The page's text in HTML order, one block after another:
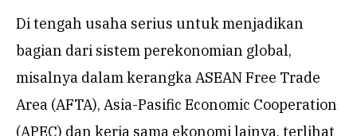
Di tengah usaha serius untuk menjadikan
bagian dari sistem perekonomian global,
misalnya dalam kerangka ASEAN Free Trade
Area (AFTA), Asia-Pasific Economic Cooperation
(APEC) dan kerja sama ekonomi lainya, terlihat